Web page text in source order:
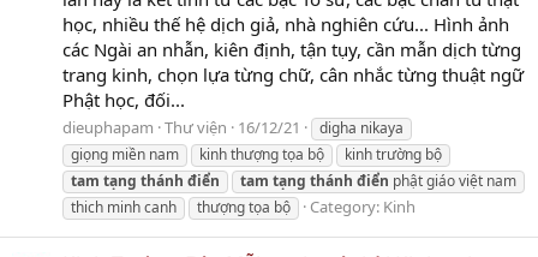
học, nhiều thế hệ dịch giả, nhà nghiên cứu... Hình ảnh
các Ngài an nhẫn, kiên định, tận tụy, cần mẫn dịch từng
trang kinh, chọn lựa từng chữ, cân nhắc từng thuật ngữ
Phật học, đối...
dieuphapam Thư viện 16/12/21
digha nikaya
giọng miền nam
kinh thượng tọa bộ
kinh trường bộ
tam tạng thánh điển tam tạng thánh điển phật giáo việt nam
thich minh canh
thượng tọa bộ Category: Kinh